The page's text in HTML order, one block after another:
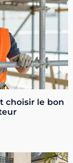
choisir le bon